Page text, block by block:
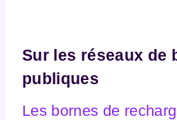
Sur les réseaux de
publiques
Les bornes de